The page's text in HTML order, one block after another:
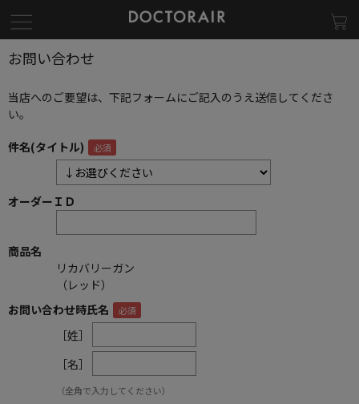
お問い合わせ
当店へのご要望は、下記フォームにご記入のうえ送信してくださ
い。
件名(タイトル)
オーダーＩＤ
商品名
リカバリーガン
（レッド）
お問い合わせ時氏名
［姓］
［名］
（全角で入力してください）